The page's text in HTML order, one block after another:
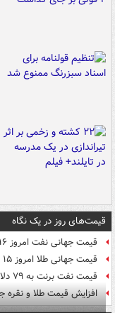
قیمت‌های روز در یک نگاه
قیمت جهانی نفت امروز ۱۶ مرداد
قیمت جهانی طلا امروز ۱۵ مرداد
قیمت نفت برنت به ۷۹ دلار رسید
افزایش قیمت طلا و نقره